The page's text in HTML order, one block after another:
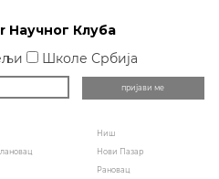
Научног Клуба
Школе Србија
Ниш
Нови Пазар
Рановац